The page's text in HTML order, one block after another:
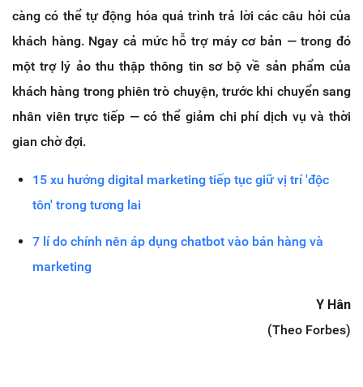
càng có thể tự động hóa quá trình trả lời các câu hỏi của
khách hàng. Ngay cả mức hỗ trợ máy cơ bản — trong đó
một trợ lý ảo thu thập thông tin sơ bộ về sản phẩm của
khách hàng trong phiên trò chuyện, trước khi chuyển sang
nhân viên trực tiếp — có thể giảm chi phí dịch vụ và thời
gian chờ đợi.
15 xu hướng digital marketing tiếp tục giữ vị trí 'độc
tôn' trong tương lai
7 lí do chính nên áp dụng chatbot vào bán hàng và
marketing
Y Hân
(Theo Forbes)